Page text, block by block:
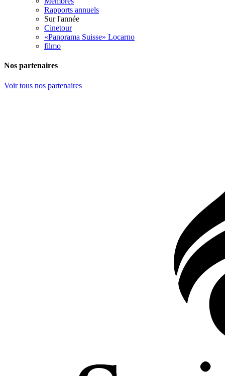
Rapports annuels
Sur l'année
Cinetour
«Panorama Suisse» Locarno
filmo
Nos partenaires
Voir tous nos partenaires